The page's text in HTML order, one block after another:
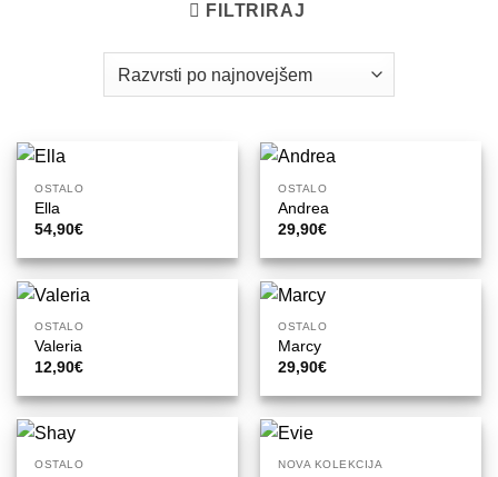
FILTRIRAJ
OSTALO
Ella
54,90€
OSTALO
Andrea
29,90€
OSTALO
Valeria
12,90€
OSTALO
Marcy
29,90€
OSTALO NOVA KOLEKCIJA